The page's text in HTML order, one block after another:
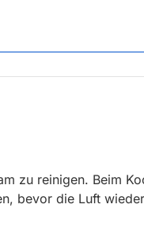
zu reinigen. Beim
bevor die Luft